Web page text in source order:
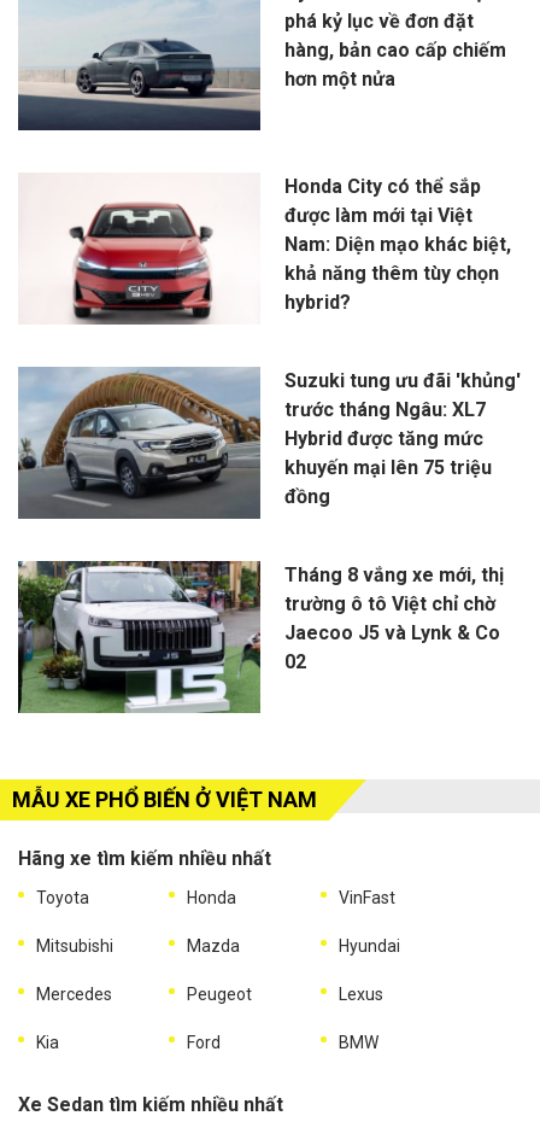
phá kỷ lục về đơn đặt
hàng, bản cao cấp chiếm
hơn một nửa
Honda City có thể sắp
được làm mới tại Việt
Nam: Diện mạo khác biệt,
khả năng thêm tùy chọn
hybrid?
Suzuki tung ưu đãi 'khủng'
trước tháng Ngâu: XL7
Hybrid được tăng mức
khuyến mại lên 75 triệu
đồng
Tháng 8 vắng xe mới, thị
trường ô tô Việt chỉ chờ
Jaecoo J5 và Lynk & Co
02
MẪU XE PHỔ BIẾN Ở VIỆT NAM
Hãng xe tìm kiếm nhiều nhất
Toyota Honda VinFast
Mitsubishi Mazda Hyundai
Mercedes Peugeot Lexus
Kia Ford BMW
Xe Sedan tìm kiếm nhiều nhất